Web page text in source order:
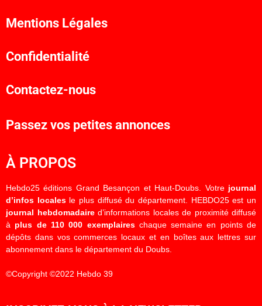
Mentions Légales
Confidentialité
Contactez-nous
Passez vos petites annonces
À PROPOS
Hebdo25 éditions Grand Besançon et Haut-Doubs. Votre journal
d’infos localesle plus diffusé du département. HEBDO25 est un
journal hebdomadaired’informations locales de proximité diffusé
à plus de 110 000 exemplaireschaque semaine en points de
dépôts dans vos commerces locaux et en boîtes aux lettres sur
abonnement dans le département du Doubs.
©Copyright ©2022 Hebdo 39